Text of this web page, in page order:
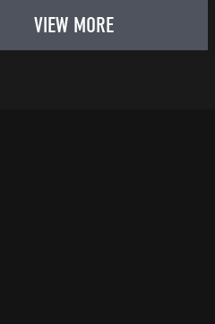
性化・社会価値創造の近未来図
VIEW MORE